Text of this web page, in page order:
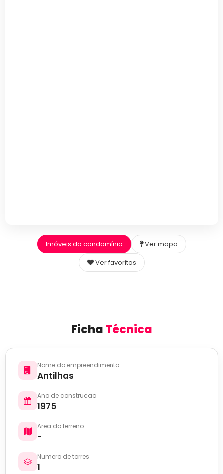
Imóveis do condomínio
Ver mapa
Ver favoritos
FichaTécnica
Nome do empreendimento
Antilhas
Ano de construcao
1975
Area do terreno
-
Numero de torres
1